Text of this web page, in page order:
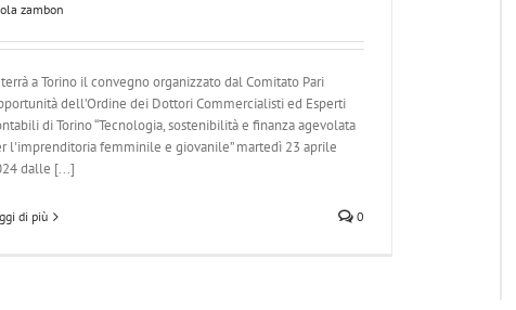
zambon
a Torino il convegno organizzato dal Comitato Pari
dell’Ordine dei Dottori Commercialisti ed Esperti
di Torino “Tecnologia, sostenibilità e finanza agevolata
l'imprenditoria femminile e giovanile” martedì 23 aprile
dalle [...]
di più 0